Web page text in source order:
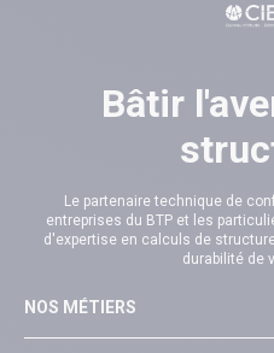
Bâtir
Le partenaire technique de
entreprises du BTP et les
d'expertise en calculs de
durabilité de
NOS MÉTIERS